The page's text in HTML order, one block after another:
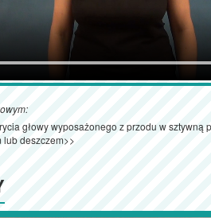
głowy wyposażonego z przodu w sztywną
lub deszczem>>